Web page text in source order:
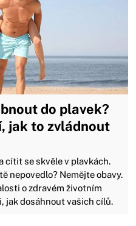
do plavek?
jak to zvládnout
cítit se skvěle v plavkách.
nepovedlo? Nemějte obavy.
o zdravém životním
jak dosáhnout vašich cílů.